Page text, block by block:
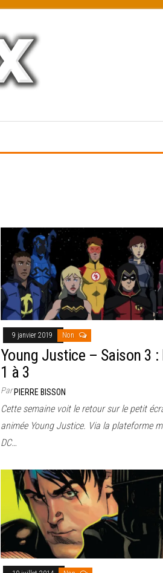
9 janvier 2019 Non
Young Justice – Saison 3 :
1 à 3
ParPIERRE BISSON
Cette semaine voit le retour sur le petit
animée Young Justice. Via la plateforme
DC…